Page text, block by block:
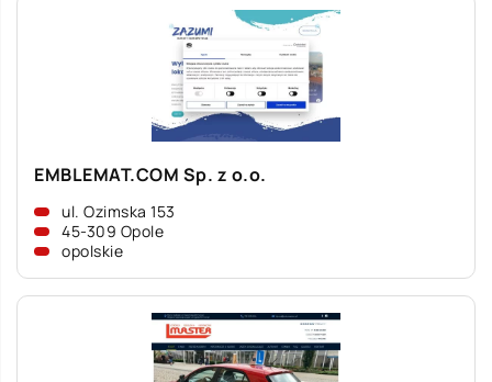
EMBLEMAT.COM Sp. z o.o.
ul. Ozimska 153
45-309 Opole
opolskie